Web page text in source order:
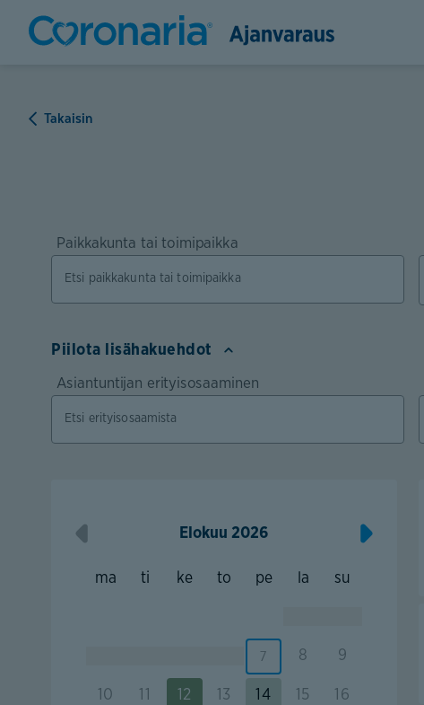
Takaisin
Paikkakunta tai toimipaikka
Piilota lisähakuehdot
Asiantuntijan erityisosaaminen
Elokuu 2026
ma ti ke to pe la su
7 8 9
10 12 13 14 15 16